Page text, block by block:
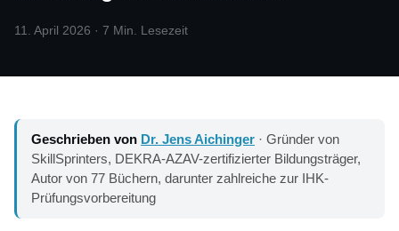
11. April 2026 · 7 Min. Lesezeit
Geschrieben von Dr. Jens Aichinger · Gründer von
SkillSprinters, DEKRA-AZAV-zertifizierter Bildungsträger,
Autor von 77 Büchern, darunter zahlreiche zur IHK-
Prüfungsvorbereitung